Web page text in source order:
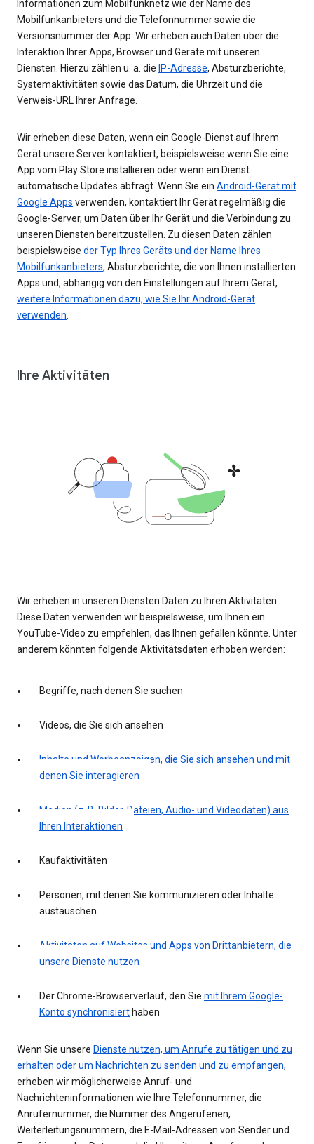
Informationen zum Mobilfunknetz wie der Name des
Mobilfunkanbieters und die Telefonnummer sowie die
Versionsnummer der App. Wir erheben auch Daten über die
Interaktion Ihrer Apps, Browser und Geräte mit unseren
Diensten. Hierzu zählen u. a. die IP-Adresse, Absturzberichte,
Systemaktivitäten sowie das Datum, die Uhrzeit und die
Verweis-URL Ihrer Anfrage.
Wir erheben diese Daten, wenn ein Google-Dienst auf Ihrem
Gerät unsere Server kontaktiert, beispielsweise wenn Sie eine
App vom Play Store installieren oder wenn ein Dienst
automatische Updates abfragt. Wenn Sie ein Android-Gerät mit
Google Apps verwenden, kontaktiert Ihr Gerät regelmäßig die
Google-Server, um Daten über Ihr Gerät und die Verbindung zu
unseren Diensten bereitzustellen. Zu diesen Daten zählen
beispielsweise der Typ Ihres Geräts und der Name Ihres
Mobilfunkanbieters, Absturzberichte, die von Ihnen installierten
Apps und, abhängig von den Einstellungen auf Ihrem Gerät,
weitere Informationen dazu, wie Sie Ihr Android-Gerät
verwenden.
Ihre Aktivitäten
Wir erheben in unseren Diensten Daten zu Ihren Aktivitäten.
Diese Daten verwenden wir beispielsweise, um Ihnen ein
YouTube-Video zu empfehlen, das Ihnen gefallen könnte. Unter
anderem könnten folgende Aktivitätsdaten erhoben werden:
Begriffe, nach denen Sie suchen
Videos, die Sie sich ansehen
Inhalte und Werbeanzeigen, die Sie sich ansehen und mit
denen Sie interagieren
Medien (z. B. Bilder, Dateien, Audio- und Videodaten) aus
Ihren Interaktionen
Kaufaktivitäten
Personen, mit denen Sie kommunizieren oder Inhalte
austauschen
Aktivitäten auf Websites und Apps von Drittanbietern, die
unsere Dienste nutzen
Der Chrome-Browserverlauf, den Sie mit Ihrem Google-
Konto synchronisiert haben
Wenn Sie unsere Dienste nutzen, um Anrufe zu tätigen und zu
erhalten oder um Nachrichten zu senden und zu empfangen,
erheben wir möglicherweise Anruf- und
Nachrichteninformationen wie Ihre Telefonnummer, die
Anrufernummer, die Nummer des Angerufenen,
Weiterleitungsnummern, die E-Mail-Adressen von Sender und